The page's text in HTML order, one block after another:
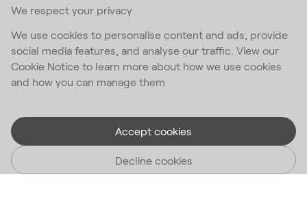
We respect your privacy
We use cookies to personalise content and ads, provide
social media features, and analyse our traffic. View our
Cookie Notice to learn more about how we use cookies
and how you can manage them
Accept cookies
Decline cookies